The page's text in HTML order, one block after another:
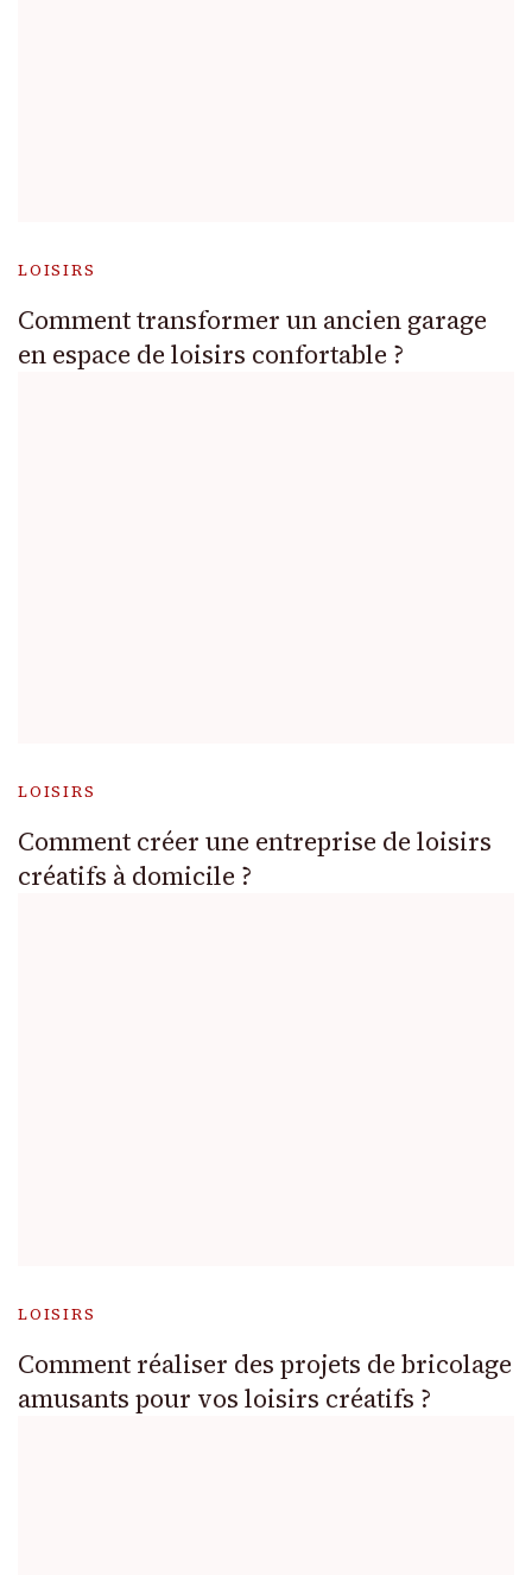
LOISIRS
Comment transformer un ancien garage
en espace de loisirs confortable ?
LOISIRS
Comment créer une entreprise de loisirs
créatifs à domicile ?
LOISIRS
Comment réaliser des projets de bricolage
amusants pour vos loisirs créatifs ?